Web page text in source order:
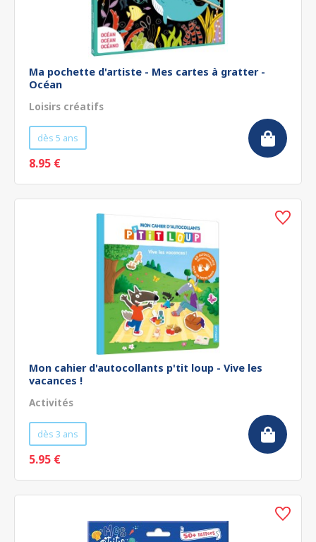
Ma pochette d'artiste - Mes cartes à gratter -
Océan
Loisirs créatifs
dès 5 ans
8.95 €
Mon cahier d'autocollants p'tit loup - Vive les
vacances !
Activités
dès 3 ans
5.95 €